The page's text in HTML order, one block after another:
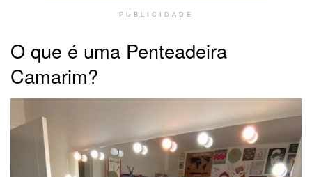
PUBLICIDADE
O que é uma Penteadeira
Camarim?